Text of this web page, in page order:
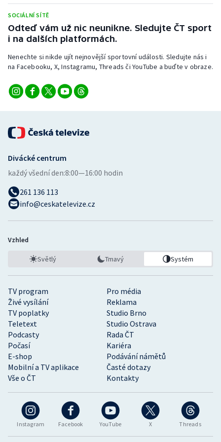
Stolní tenis
Triatlon
Veslování
Volejbal
Ostatní
SOCIÁLNÍ SÍTĚ
Odteď vám už nic neunikne. Sledujte ČT sport
i na dalších platformách.
Nenechte si nikde ujít nejnovější sportovní události. Sledujte nás i
na Facebooku, X, Instagramu, Threads či YouTube a buďte v obraze.
Instagram Facebook YouTube X Threads
TV program
Pro média
Živé vysílání
Reklama
TV poplatky
Studio Brno
Teletext
Studio Ostrava
Podcasty
Rada ČT
Počasí
Kariéra
E-shop
Podávání námětů
Mobilní a TV aplikace
Časté dotazy
Vše o ČT
Kontakty
Divácké centrum
každý všední den:8:00—16:00 hodin
261 136 113
info@ceskatelevize.cz
Vzhled
Světlý Tmavý Systém